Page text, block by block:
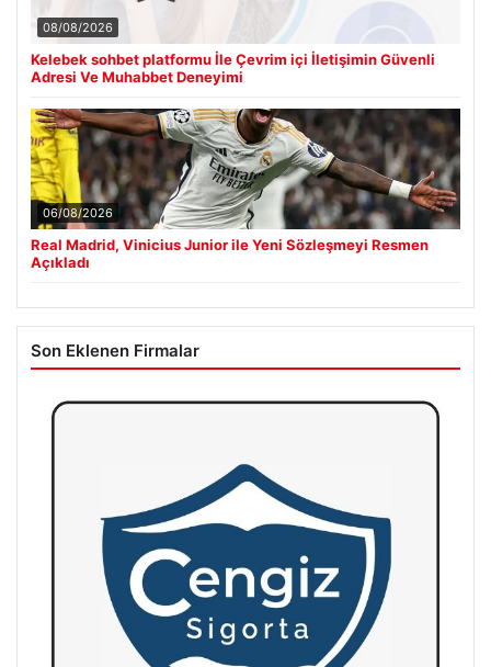
08/08/2026
Kelebek sohbet platformu İle Çevrim içi İletişimin Güvenli
Adresi Ve Muhabbet Deneyimi
06/08/2026
Real Madrid, Vinicius Junior ile Yeni Sözleşmeyi Resmen
Açıkladı
Son Eklenen Firmalar